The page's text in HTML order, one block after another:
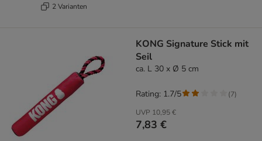
2 Varianten
KONG Signature Stick mit
Seil
ca. L 30 x Ø 5 cm
UVP 10,95 €
7,83 €
Rating: 1.7/5 (7)